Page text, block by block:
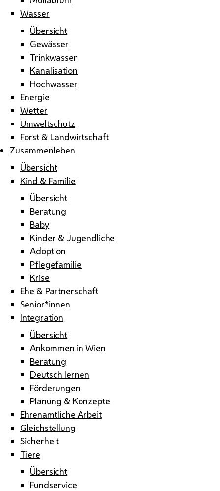
Wasser
Übersicht
Gewässer
Trinkwasser
Kanalisation
Hochwasser
Energie
Wetter
Umweltschutz
Forst & Landwirtschaft
Zusammenleben
Übersicht
Kind & Familie
Übersicht
Beratung
Baby
Kinder & Jugendliche
Adoption
Pflegefamilie
Krise
Ehe & Partnerschaft
Senior*innen
Integration
Übersicht
Ankommen in Wien
Beratung
Deutsch lernen
Förderungen
Planung & Konzepte
Ehrenamtliche Arbeit
Gleichstellung
Sicherheit
Tiere
Übersicht
Fundservice